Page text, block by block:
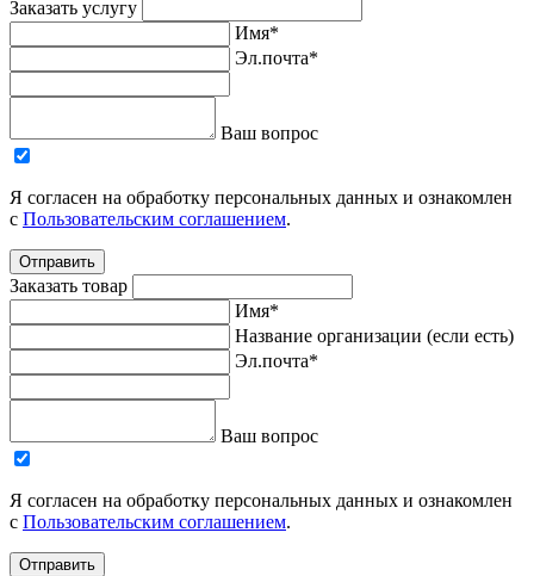
Заказать услугу
Имя*
Эл.почта*
Ваш вопрос
Я согласен на обработку персональных данных и ознакомлен
с Пользовательским соглашением.
Отправить
Заказать товар
Имя*
Название организации (если есть)
Эл.почта*
Ваш вопрос
Я согласен на обработку персональных данных и ознакомлен
с Пользовательским соглашением.
Отправить